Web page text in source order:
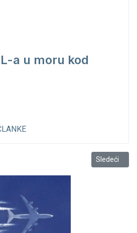
a u moru kod
iz Marine Bar Sledeći
Sledeći